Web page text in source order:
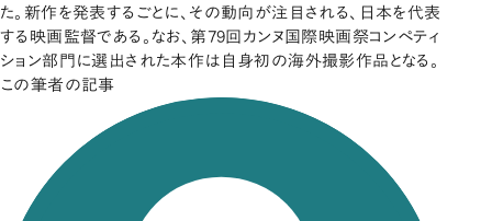
た。新作を発表するごとに、その動向が注目される、日本を代表
する映画監督である。なお、第79回カンヌ国際映画祭コンペティ
ション部門に選出された本作は自身初の海外撮影作品となる。
この筆者の記事